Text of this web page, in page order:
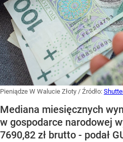
Pieniądze W Walucie Złoty / Źródło:
Mediana miesięcznych
w gospodarce narodowej
7690,82 zł brutto - podał